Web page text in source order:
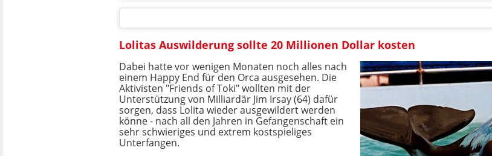
Lolitas Auswilderung sollte 20 Millionen Dollar kosten
Dabei hatte vor wenigen Monaten noch alles nach
einem Happy End für den Orca ausgesehen. Die
Aktivisten "Friends of Toki" wollten mit der
Unterstützung von Milliardär Jim Irsay (64) dafür
sorgen, dass Lolita wieder ausgewildert werden
könne - nach all den Jahren in Gefangenschaft ein
sehr schwieriges und extrem kostspieliges
Unterfangen.